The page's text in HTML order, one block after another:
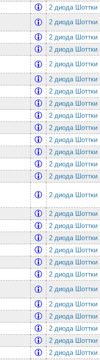
2 диода
2 диода
2 диода
2 диода
2 диода
2 диода
2 диода
2 диода
2 диода
2 диода
2 диода
2 диода
2 диода
2 диода
2 диода
2 диода
2 диода
2 диода
2 диода
2 диода
2 диода
2 диода
2 диода
2 диода
2 диода
2 диода
2 диода